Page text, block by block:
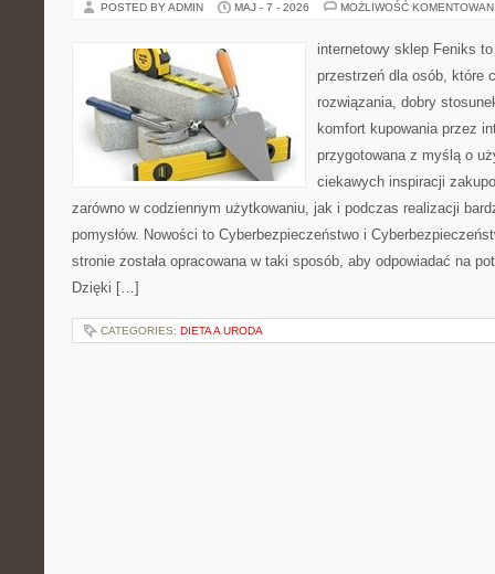
POSTED BY ADMIN MAJ - 7 - 2026 MOŻLIWOŚĆ
internetowy sklep Feniks
przestrzeń dla osób, które
rozwiązania, dobry
komfort kupowania przez
przygotowana z myślą o
ciekawych inspiracji
zarówno w codziennym użytkowaniu, jak i podczas realizacji
pomysłów. Nowości to Cyberbezpieczeństwo i
stronie została opracowana w taki sposób, aby odpowiadać na
Dzięki […]
CATEGORIES: DIETA A URODA